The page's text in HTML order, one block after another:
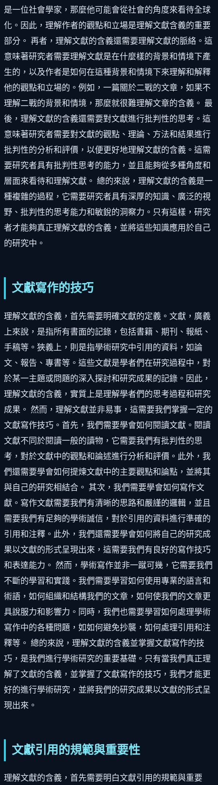
是一位社會學家，那麼他可能會從社會的角度來看待全球
化。因此，理解作者的觀點和立場是理解文獻含義的重要
部分。 再者，理解文獻的含義還需要理解文獻的脈絡。這
意味著研究者需要理解文獻是在什麼樣的背景和情境下產
生的，以及作者是如何在這種背景和情境下來理解和解釋
他的觀點和立場的。例如，一篇關於二戰的文章，如果不
理解二戰的背景和情境，那麼就很難理解文章的含義。 最
後，理解文獻的含義還需要對文獻進行批判性的思考。這
意味著研究者需要對文獻的觀點、理論、方法和結果進行
批判性的分析和評價，以便更好地理解文獻的含義。這需
要研究者具有批判性思考的能力，並且能夠從多種角度和
層面來看待和理解文獻。 總的來說，理解文獻的含義是一
種複雜的過程，它需要研究者具有深厚的知識、廣泛的視
野、批判性的思考能力和敏銳的洞察力。只有這樣，研究
者才能夠真正理解文獻的含義，並將這些知識應用於自己
的研究中。
文獻寫作的技巧
理解文獻的含義，首先需要明確文獻的定義。文獻，廣義
上來說，是指所有書面的記錄，包括書籍、期刊、報紙、
手稿等。狹義上，則是指學術研究中引用的資料，如論
文、報告、專書等。這些文獻是學者們在研究過程中，對
於某一主題或問題的深入探討和研究成果的記錄。因此，
理解文獻的含義，實質上是理解學者們的思考過程和研究
成果。 然而，理解文獻並非易事，這需要我們掌握一定的
文獻寫作技巧。首先，我們需要學會如何閱讀文獻。閱讀
文獻不同於閱讀一般的讀物，它需要我們有批判性的思
考，對於文獻中的觀點和論述進行分析和評價。此外，我
們還需要學會如何提煉文獻中的主要觀點和論點，並將其
與自己的研究相結合。 其次，我們需要學會如何寫作文
獻。寫作文獻需要我們有清晰的思路和嚴謹的邏輯，並且
需要我們有足夠的學術誠信，對於引用的資料進行準確的
引用和注釋。此外，我們還需要學會如何將自己的研究成
果以文獻的形式呈現出來，這需要我們有良好的寫作技巧
和表達能力。 然而，學術寫作並非一蹴可幾，它需要我們
不斷的學習和實踐。我們需要學習如何使用專業的語言和
術語，如何組織和結構我們的文章，如何使我們的文章更
具說服力和影響力。同時，我們也需要學習如何處理學術
寫作中的各種問題，如如何避免抄襲，如何處理引用和注
釋等。 總的來說，理解文獻的含義並掌握文獻寫作的技
巧，是我們進行學術研究的重要基礎。只有當我們真正理
解了文獻的含義，並掌握了文獻寫作的技巧，我們才能更
好的進行學術研究，並將我們的研究成果以文獻的形式呈
現出來。
文獻引用的規範與重要性
理解文獻的含義，首先需要明白文獻引用的規範與重要